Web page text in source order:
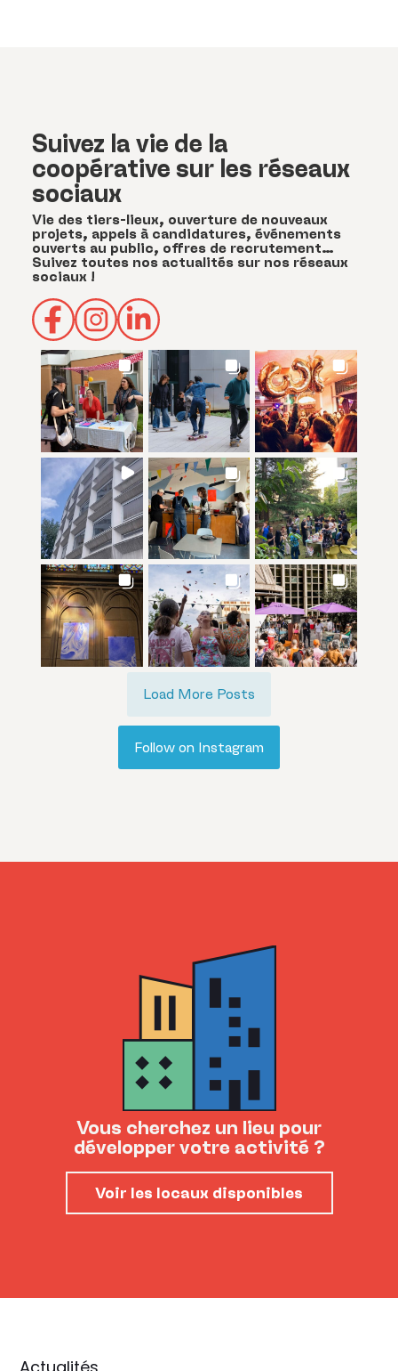
Suivez la vie de la
coopérative sur les réseaux
sociaux
Vie des tiers-lieux, ouverture de nouveaux
projets, appels à candidatures, événements
ouverts au public, offres de recrutement…
Suivez toutes nos actualités sur nos réseaux
sociaux !
Load More Posts
Follow on Instagram
Vous cherchez un lieu pour
développer votre activité ?
Voir les locaux disponibles